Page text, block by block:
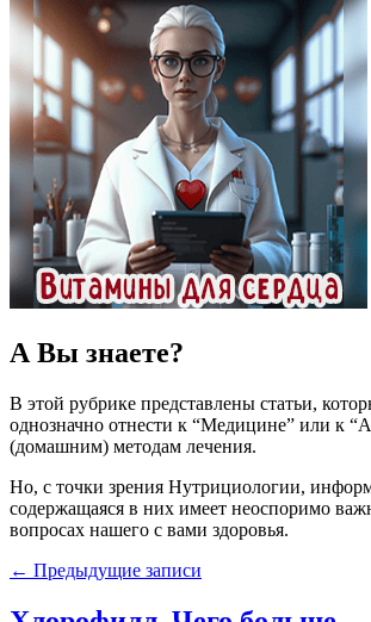
А Вы знаете?
В этой рубрике представлены статьи,
однозначно отнести к “Медицине” или к
(домашним) методам лечения.
Но, с точки зрения Нутрициологии,
содержащаяся в них имеет неоспоримо
вопросах нашего с вами здоровья.
← Предыдущие записи